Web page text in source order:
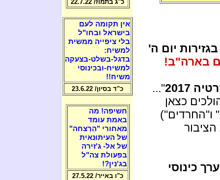
יום ה'
בארה"ב!
2017
"...
כצאן
ו"החרדים")
כינוסי
כ"ג בתמוז/ 22.7.22
אין תקומה לעם
בישראל ובחו"ל
בלי ציפייה ממשית
למשיח:
בדגל-בשלט-בצעקה
למשיח-ובכינוסי
משיח!!
כ"ד בסיון/ 23.6.22
חשיפה! מה
באמת עומד
מאחורי "הֵרַצחה"
של העיתונאית
של אל- ג'זירה
בפעולת צה"ל
בג'נין?!
כ"ו באייר/ 27.5.22